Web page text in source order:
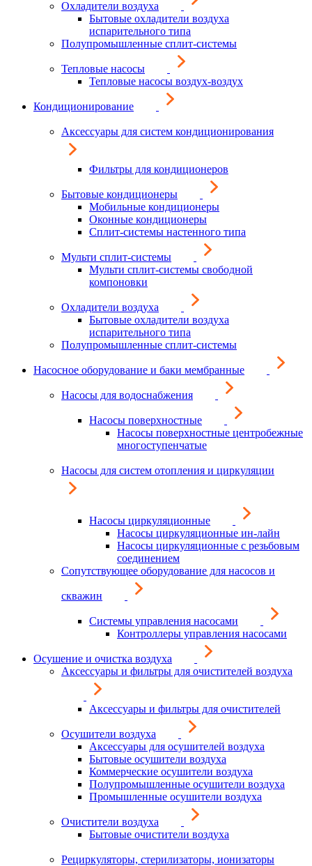
Охладители воздуха
Бытовые охладители воздуха
испарительного типа
Полупромышленные сплит-системы
Тепловые насосы
Тепловые насосы воздух-воздух
Кондиционирование
Аксессуары для систем кондиционирования
Фильтры для кондиционеров
Бытовые кондиционеры
Мобильные кондиционеры
Оконные кондиционеры
Сплит-системы настенного типа
Мульти сплит-системы
Мульти сплит-системы свободной
компоновки
Охладители воздуха
Бытовые охладители воздуха
испарительного типа
Полупромышленные сплит-системы
Насосное оборудование и баки мембранные
Насосы для водоснабжения
Насосы поверхностные
Насосы поверхностные центробежные
многоступенчатые
Насосы для систем отопления и циркуляции
Насосы циркуляционные
Насосы циркуляционные ин-лайн
Насосы циркуляционные с резьбовым
соединением
Сопутствующее оборудование для насосов и
скважин
Системы управления насосами
Контроллеры управления насосами
Осушение и очистка воздуха
Аксессуары и фильтры для очистителей воздуха
Аксессуары и фильтры для очистителей
Осушители воздуха
Аксессуары для осушителей воздуха
Бытовые осушители воздуха
Коммерческие осушители воздуха
Полупромышленные осушители воздуха
Промышленные осушители воздуха
Очистители воздуха
Бытовые очистители воздуха
Рециркуляторы, стерилизаторы, ионизаторы